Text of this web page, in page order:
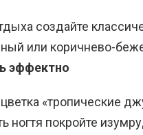
создайте
или коричнево-
эффектно
«тропические
ногтя покройте